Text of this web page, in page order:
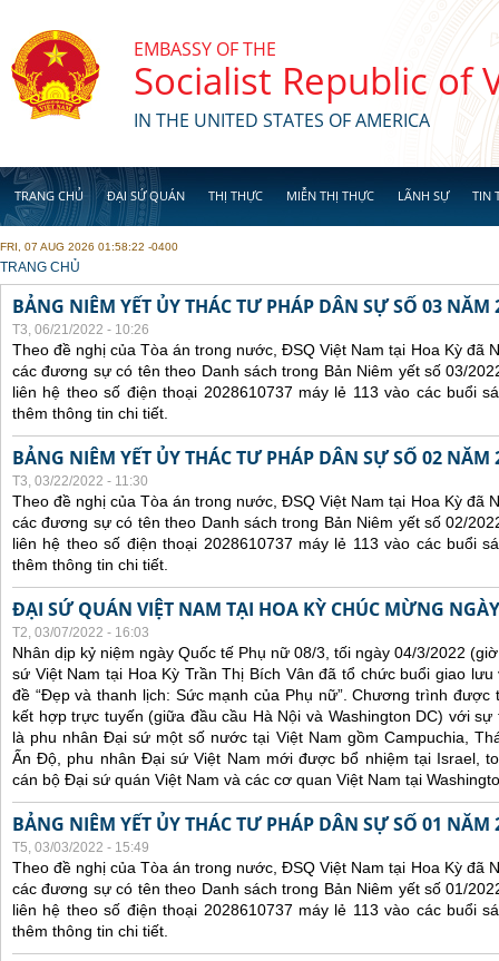
EMBASSY OF THE
Socialist Republic of
IN THE UNITED STATES OF AMERICA
TRANG CHỦ ĐẠI SỨ QUÁN THỊ THỰC MIỄN THỊ THỰC LÃNH SỰ TIN
FRI, 07 AUG 2026 01:58:22 -0400
YOU ARE HERE
TRANG CHỦ
BẢNG NIÊM YẾT ỦY THÁC TƯ PHÁP DÂN SỰ SỐ 03 NĂM
T3, 06/21/2022 - 10:26
Theo đề nghị của Tòa án trong nước, ĐSQ Việt Nam tại Hoa Kỳ đã
các đương sự có tên theo Danh sách trong Bản Niêm yết số 03/
liên hệ theo số điện thoại 2028610737 máy lẻ 113 vào các buổi
thêm thông tin chi tiết.
BẢNG NIÊM YẾT ỦY THÁC TƯ PHÁP DÂN SỰ SỐ 02 NĂM
T3, 03/22/2022 - 11:30
Theo đề nghị của Tòa án trong nước, ĐSQ Việt Nam tại Hoa Kỳ đã
các đương sự có tên theo Danh sách trong Bản Niêm yết số 02/
liên hệ theo số điện thoại 2028610737 máy lẻ 113 vào các buổi
thêm thông tin chi tiết.
ĐẠI SỨ QUÁN VIỆT NAM TẠI HOA KỲ CHÚC MỪNG
T2, 03/07/2022 - 16:03
Nhân dịp kỷ niệm ngày Quốc tế Phụ nữ 08/3, tối ngày 04/3/2022
sứ Việt Nam tại Hoa Kỳ Trần Thị Bích Vân đã tổ chức buổi giao
đề “Đẹp và thanh lịch: Sức mạnh của Phụ nữ”. Chương trình
kết hợp trực tuyến (giữa đầu cầu Hà Nội và Washington DC) với
là phu nhân Đại sứ một số nước tại Việt Nam gồm Campuchia,
Ấn Độ, phu nhân Đại sứ Việt Nam mới được bổ nhiệm tại Israel,
cán bộ Đại sứ quán Việt Nam và các cơ quan Việt Nam tại
BẢNG NIÊM YẾT ỦY THÁC TƯ PHÁP DÂN SỰ SỐ 01 NĂM
T5, 03/03/2022 - 15:49
Theo đề nghị của Tòa án trong nước, ĐSQ Việt Nam tại Hoa Kỳ đã
các đương sự có tên theo Danh sách trong Bản Niêm yết số 01/
liên hệ theo số điện thoại 2028610737 máy lẻ 113 vào các buổi
thêm thông tin chi tiết.